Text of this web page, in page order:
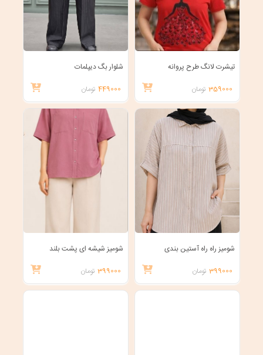
تیشرت لانگ طرح پروانه
359000 تومان
شلوار بگ دیپلمات
449000 تومان
شومیز راه راه آستین بندی
399000 تومان
شومیز شیشه ای پشت بلند
399000 تومان